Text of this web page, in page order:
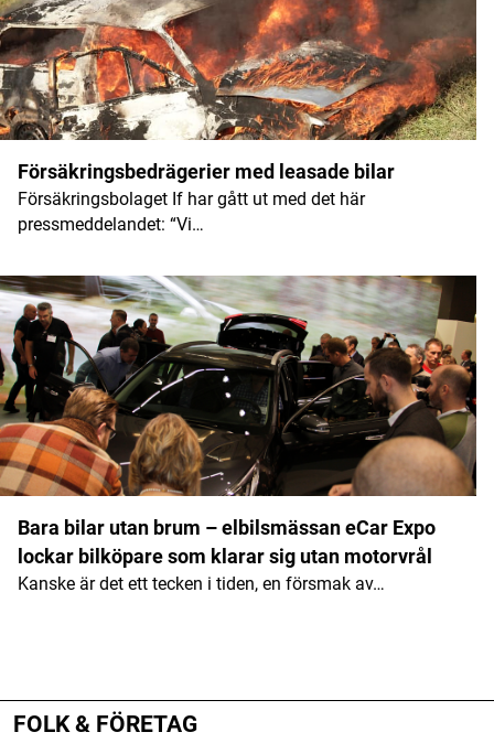
Försäkringsbedrägerier med leasade bilar
Försäkringsbolaget If har gått ut med det här
pressmeddelandet: “Vi…
Bara bilar utan brum – elbilsmässan eCar Expo
lockar bilköpare som klarar sig utan motorvrål
Kanske är det ett tecken i tiden, en försmak av…
FOLK & FÖRETAG